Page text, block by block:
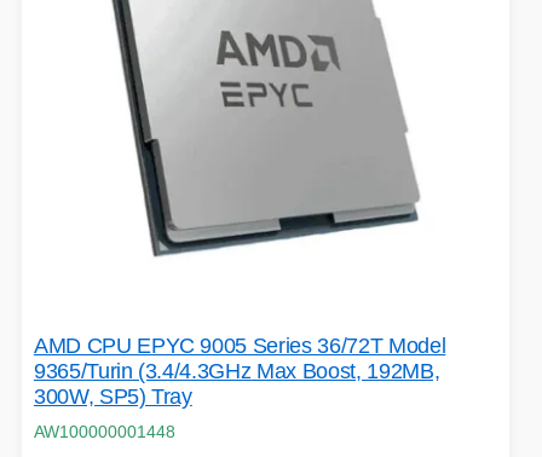
AMD CPU EPYC 9005 Series 36/72T Model
9365/Turin (3.4/4.3GHz Max Boost, 192MB,
300W, SP5) Tray
AW100000001448